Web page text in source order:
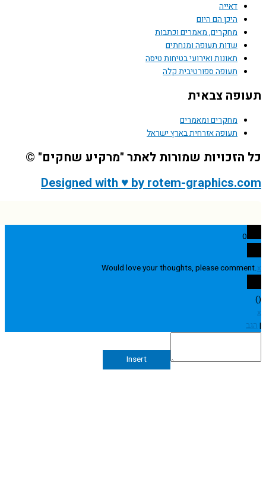
דאייה
היכן הם היום
מחקרים, מאמרים וכתבות
שדות תעופה ומנחתים
תאונות ואירועי בטיחות טיסה
תעופה ספורטיבית קלה
צבאית
מחקרים ומאמרים
תעופה אזרחית בארץ ישראל
שמורות לאתר "מרקיע שחקים" ©
Designed with ♥ by rotem-
Would love your thoughts, please
Insert